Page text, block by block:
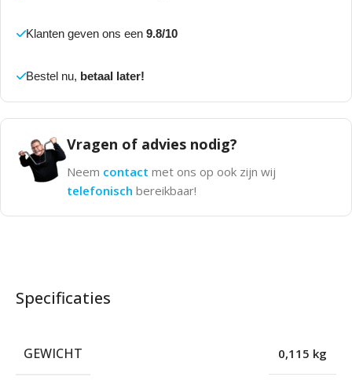
Klanten geven ons een 9.8/10
Bestel nu, betaal later!
Vragen of advies nodig?
Neem contact met ons op ook zijn wij
telefonisch bereikbaar!
Specificaties
GEWICHT 0,115 kg